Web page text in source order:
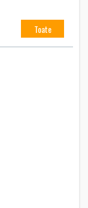
Toate